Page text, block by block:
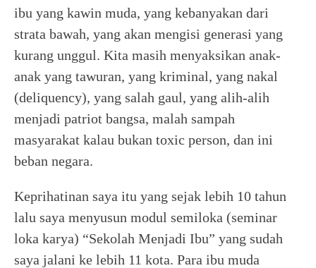
ibu yang kawin muda, yang kebanyakan dari
strata bawah, yang akan mengisi generasi yang
kurang unggul. Kita masih menyaksikan anak-
anak yang tawuran, yang kriminal, yang nakal
(deliquency), yang salah gaul, yang alih-alih
menjadi patriot bangsa, malah sampah
masyarakat kalau bukan toxic person, dan ini
beban negara.
Keprihatinan saya itu yang sejak lebih 10 tahun
lalu saya menyusun modul semiloka (seminar
loka karya) “Sekolah Menjadi Ibu” yang sudah
saya jalani ke lebih 11 kota. Para ibu muda